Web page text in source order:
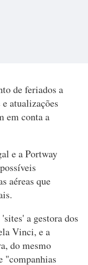
de feriados a
atualizações
em conta a
e a Portway
aéreas que
a gestora dos
Vinci, e a
do mesmo
"companhias